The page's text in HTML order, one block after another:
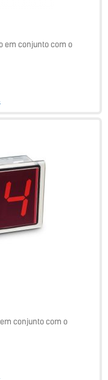
em conjunto com o
conjunto com o